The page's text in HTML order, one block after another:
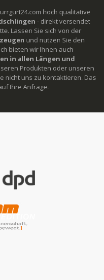
hoch qualitative
- direkt versendet
Lassen Sie sich von der
und nutzen Sie den
bieten wir Ihnen auch
in allen Längen und
Produkten oder unseren
nicht uns zu kontaktieren. Das
Ihre Anfrage.